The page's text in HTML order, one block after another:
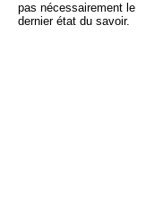
pas nécessairement le
dernier état du savoir.